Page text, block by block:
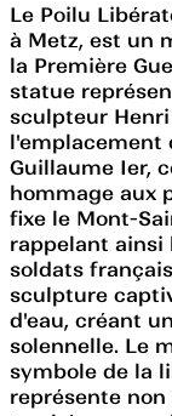
Le Poilu
à Metz, est un
la Première
statue
sculpteur Henri
l'emplacement
Guillaume Ier,
hommage aux
fixe le Mont-
rappelant ainsi
soldats
sculpture
d'eau, créant
solennelle. Le
symbole de la
représente